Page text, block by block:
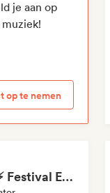
je aan op
op te nemen
Mainstage ⚡ Festival EDM, Big Room & House Anthems